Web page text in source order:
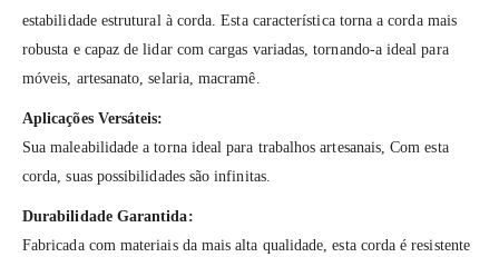
estabilidade estrutural à corda. Esta característica torna a corda mais
robusta e capaz de lidar com cargas variadas, tornando-a ideal para
móveis, artesanato, selaria, macramê.
Aplicações Versáteis:
Sua maleabilidade a torna ideal para trabalhos artesanais, Com esta
corda, suas possibilidades são infinitas.
Durabilidade Garantida:
Fabricada com materiais da mais alta qualidade, esta corda é resistente